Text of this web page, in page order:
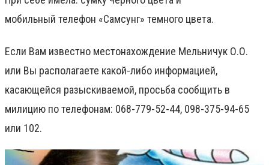
мобильный телефон «Самсунг» темного цвета.
Если Вам известно местонахождение Мельничук О.О.
или Вы располагаете какой-либо информацией,
касающейся разыскиваемой, просьба сообщить в
милицию по телефонам: 068-779-52-44, 098-375-94-65
или 102.